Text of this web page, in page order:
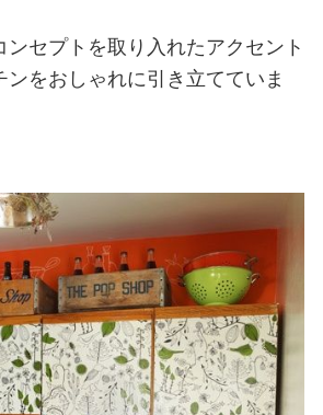
セプトを取り入れたアクセント
ンをおしゃれに引き立てていま